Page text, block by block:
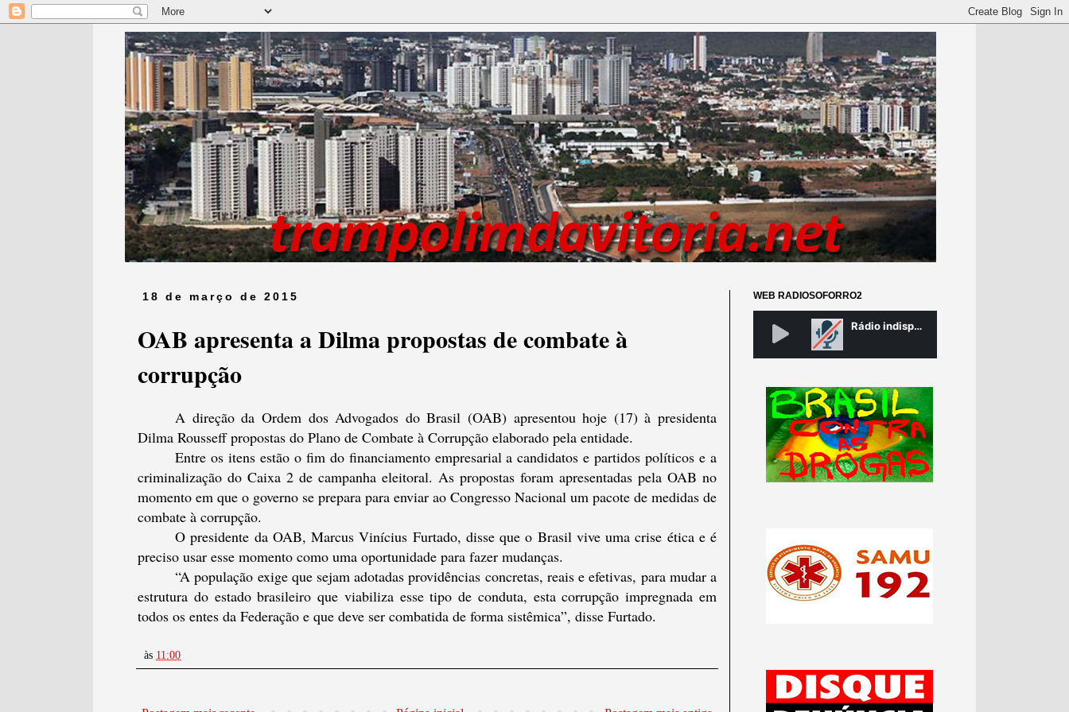
18 de março de 2015
OAB apresenta a Dilma propostas de combate à
corrupção
A direção da Ordem dos Advogados do Brasil (OAB) apresentou hoje (17) à presidenta
Dilma Rousseff propostas do Plano de Combate à Corrupção elaborado pela entidade.
Entre os itens estão o fim do financiamento empresarial a candidatos e partidos políticos e a
criminalização do Caixa 2 de campanha eleitoral. As propostas foram apresentadas pela OAB no
momento em que o governo se prepara para enviar ao Congresso Nacional um pacote de medidas de
combate à corrupção.
O presidente da OAB, Marcus Vinícius Furtado, disse que o Brasil vive uma crise ética e é
preciso usar esse momento como uma oportunidade para fazer mudanças.
“A população exige que sejam adotadas providências concretas, reais e efetivas, para mudar a
estrutura do estado brasileiro que viabiliza esse tipo de conduta, esta corrupção impregnada em
todos os entes da Federação e que deve ser combatida de forma sistêmica”, disse Furtado.
às 11:00
WEB RADIOSOFORRO2